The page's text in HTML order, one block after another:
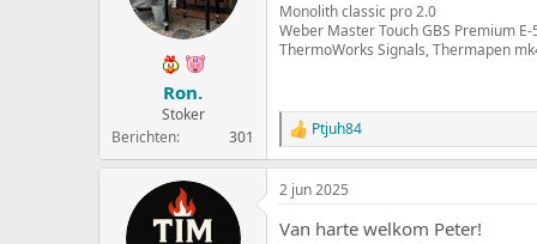
Ron.
Stoker
Berichten
301
Monolith classic pro 2.0
Weber Master Touch GBS Premium E-
ThermoWorks Signals, Thermapen
W
a
a
r
e
Ptjuh84
2 jun 2025
Van harte welkom Peter!